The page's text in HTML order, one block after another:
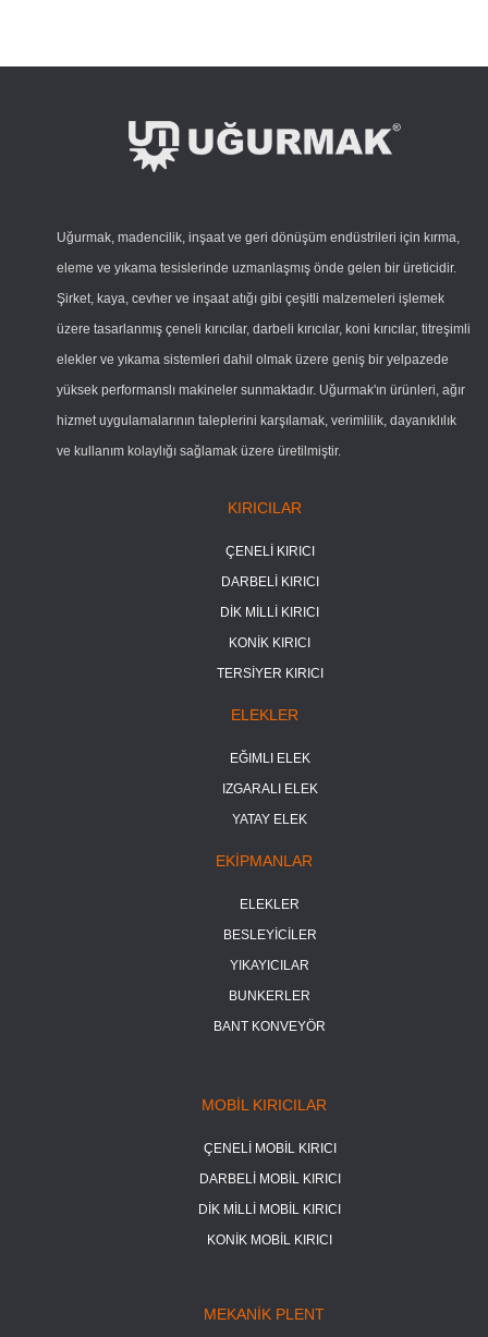
Uğurmak, madencilik, inşaat ve geri dönüşüm endüstrileri için kırma,
eleme ve yıkama tesislerinde uzmanlaşmış önde gelen bir üreticidir.
Şirket, kaya, cevher ve inşaat atığı gibi çeşitli malzemeleri işlemek
üzere tasarlanmış çeneli kırıcılar, darbeli kırıcılar, koni kırıcılar, titreşimli
elekler ve yıkama sistemleri dahil olmak üzere geniş bir yelpazede
yüksek performanslı makineler sunmaktadır. Uğurmak'ın ürünleri, ağır
hizmet uygulamalarının taleplerini karşılamak, verimlilik, dayanıklılık
ve kullanım kolaylığı sağlamak üzere üretilmiştir.
KIRICILAR
ÇENELİ KIRICI
DARBELİ KIRICI
DİK MİLLİ KIRICI
KONİK KIRICI
TERSİYER KIRICI
ELEKLER
EĞIMLI ELEK
IZGARALI ELEK
YATAY ELEK
EKİPMANLAR
ELEKLER
BESLEYİCİLER
YIKAYICILAR
BUNKERLER
BANT KONVEYÖR
MOBİL KIRICILAR
ÇENELİ MOBİL KIRICI
DARBELİ MOBİL KIRICI
DİK MİLLİ MOBİL KIRICI
KONİK MOBİL KIRICI
MEKANİK PLENT